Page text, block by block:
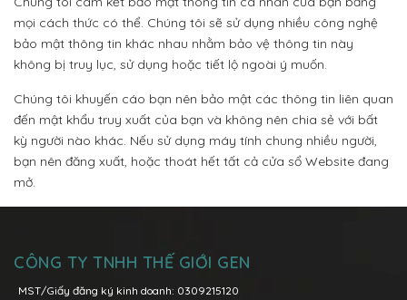
mọi cách thức có thể. Chúng tôi sẽ sử dụng nhiều công nghệ
bảo mật thông tin khác nhau nhằm bảo vệ thông tin này
không bị truy lục, sử dụng hoặc tiết lộ ngoài ý muốn.
Chúng tôi khuyến cáo bạn nên bảo mật các thông tin liên quan
đến mật khẩu truy xuất của bạn và không nên chia sẻ với bất
kỳ người nào khác. Nếu sử dụng máy tính chung nhiều người,
bạn nên đăng xuất, hoặc thoát hết tất cả cửa sổ Website đang
mở.
CÔNG TY TNHH THẾ GIỚI GEN
MST/Giấy đăng ký kinh doanh: 0309215120